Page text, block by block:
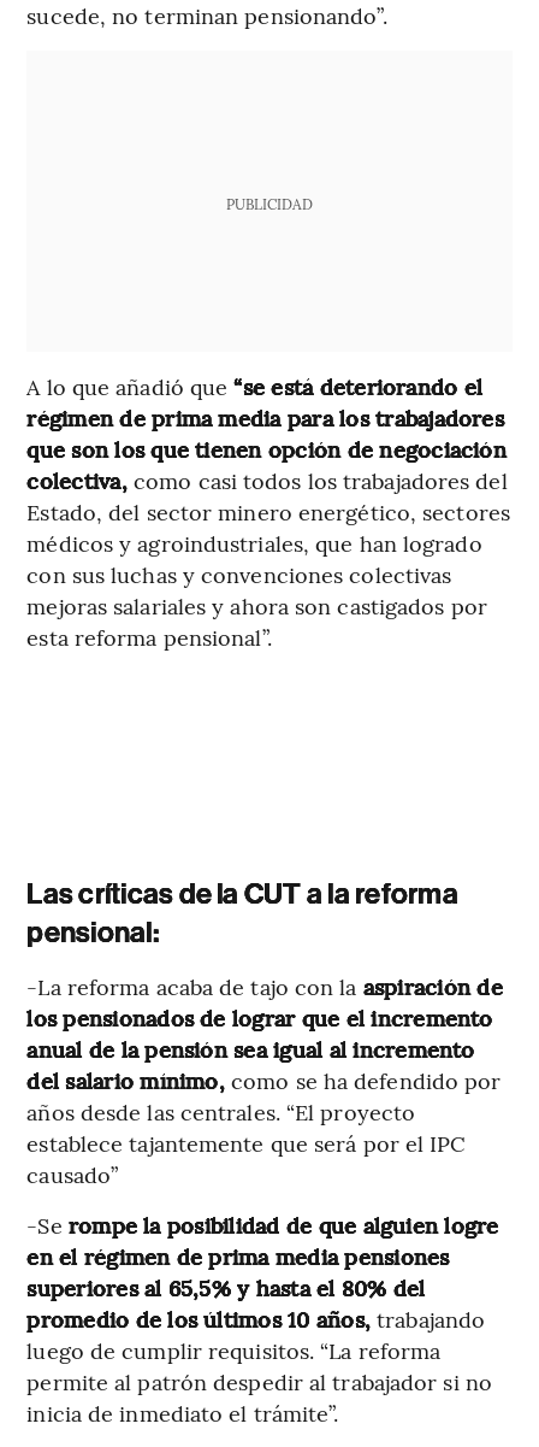
sucede, no terminan pensionando”.
PUBLICIDAD
A lo que añadió que“se está deteriorando el
régimen de prima media para los trabajadores
que son los que tienen opción de negociación
colectiva,como casi todos los trabajadores del
Estado, del sector minero energético, sectores
médicos y agroindustriales, que han logrado
con sus luchas y convenciones colectivas
mejoras salariales y ahora son castigados por
esta reforma pensional”.
Las críticas de la CUT a la reforma
pensional:
-La reforma acaba de tajo con la aspiración de
los pensionados de lograr que el incremento
anual de la pensión sea igual al incremento
del salario mínimo,como se ha defendido por
años desde las centrales. “El proyecto
establece tajantemente que será por el IPC
causado”
-Se rompe la posibilidad de que alguien logre
en el régimen de prima media pensiones
superiores al 65,5% y hasta el 80% del
promedio de los últimos 10 años, trabajando
luego de cumplir requisitos. “La reforma
permite al patrón despedir al trabajador si no
inicia de inmediato el trámite”.